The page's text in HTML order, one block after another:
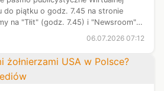
do piątku o godz. 7.45 na stronie
na "Tłit" (godz. 7.45) i "Newsroom"
06.07.2026 07:12